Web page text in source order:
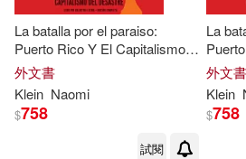
La batalla por el paraiso:
Puerto Rico Y El Capitalismo
Del Desastre
外文書
Klein Naomi
$758
試閱
La
Del
外文書
Klein
$758